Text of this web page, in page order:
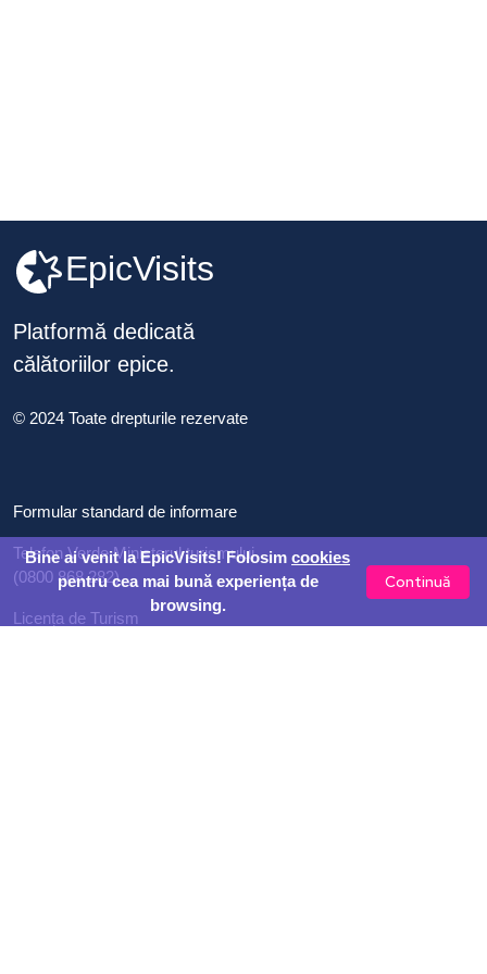
EpicVisits
Platformă dedicată
călătoriilor epice.
© 2024 Toate drepturile rezervate
Formular standard de informare
Telefon Verde Ministerul turismului
(0800 868 282)
Licența de Turism
Bine ai venit la EpicVisits! Folosim cookies
pentru cea mai bună experiența de
browsing.
Continuă